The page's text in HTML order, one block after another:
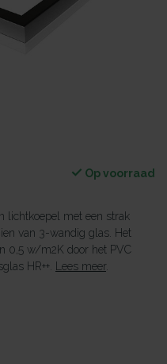
Op voorraad
lichtkoepel met een strak
van 3-wandig glas. Het
0,5 w/m2K door het PVC
HR++.
Lees meer.